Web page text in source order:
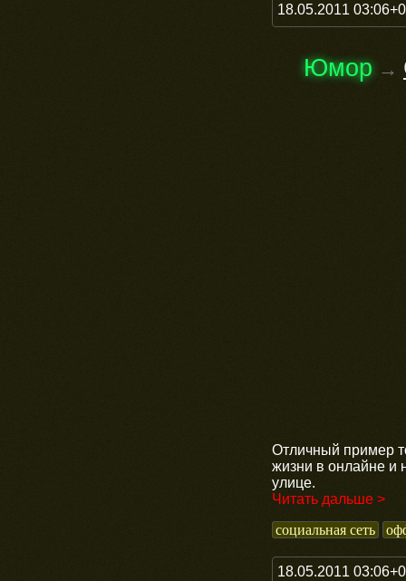
18.05.2011
Юмор →
Отличный пример
жизни в онлайне и
улице.
Читать дальше >
социальная сеть
18.05.2011